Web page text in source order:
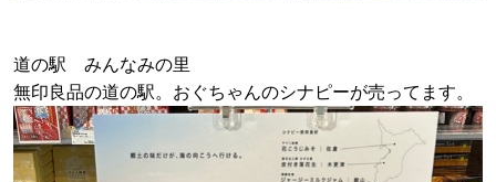
道の駅 みんなみの里
無印良品の道の駅。おぐちゃんのシナピーが売ってます。